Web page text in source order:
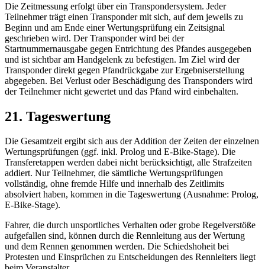
Die Zeitmessung erfolgt über ein Transpondersystem. Jeder
Teilnehmer trägt einen Transponder mit sich, auf dem jeweils zu
Beginn und am Ende einer Wertungsprüfung ein Zeitsignal
geschrieben wird. Der Transponder wird bei der
Startnummernausgabe gegen Entrichtung des Pfandes ausgegeben
und ist sichtbar am Handgelenk zu befestigen. Im Ziel wird der
Transponder direkt gegen Pfandrückgabe zur Ergebniserstellung
abgegeben. Bei Verlust oder Beschädigung des Transponders wird
der Teilnehmer nicht gewertet und das Pfand wird einbehalten.
21. Tageswertung
Die Gesamtzeit ergibt sich aus der Addition der Zeiten der einzelnen
Wertungsprüfungen (ggf. inkl. Prolog und E-Bike-Stage). Die
Transferetappen werden dabei nicht berücksichtigt, alle Strafzeiten
addiert. Nur Teilnehmer, die sämtliche Wertungsprüfungen
vollständig, ohne fremde Hilfe und innerhalb des Zeitlimits
absolviert haben, kommen in die Tageswertung (Ausnahme: Prolog,
E-Bike-Stage).
Fahrer, die durch unsportliches Verhalten oder grobe Regelverstöße
aufgefallen sind, können durch die Rennleitung aus der Wertung
und dem Rennen genommen werden. Die Schiedshoheit bei
Protesten und Einsprüchen zu Entscheidungen des Rennleiters liegt